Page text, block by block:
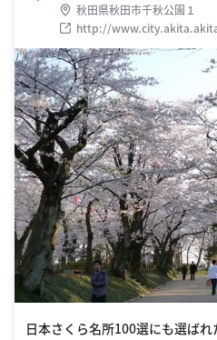
秋田県秋田市千秋公園１
http://
/default.htm
日本さくら名所100選にも選ばれ